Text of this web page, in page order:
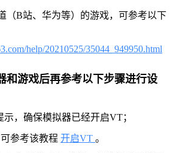
（B站、华为等）的游戏，可参考以下
help/20210525/35044_949950.html
和游戏后再参考以下步骤进行设
示，确保模拟器已经开启VT；
参考该教程 开启VT 。